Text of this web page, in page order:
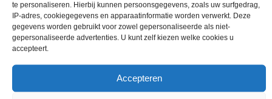
te personaliseren. Hierbij kunnen persoonsgegevens, zoals uw surfgedrag,
IP-adres, cookiegegevens en apparaatinformatie worden verwerkt. Deze
gegevens worden gebruikt voor zowel gepersonaliseerde als niet-
gepersonaliseerde advertenties. U kunt zelf kiezen welke cookies u
accepteert.
Accepteren
Dukaten
Penningen
Accessoires